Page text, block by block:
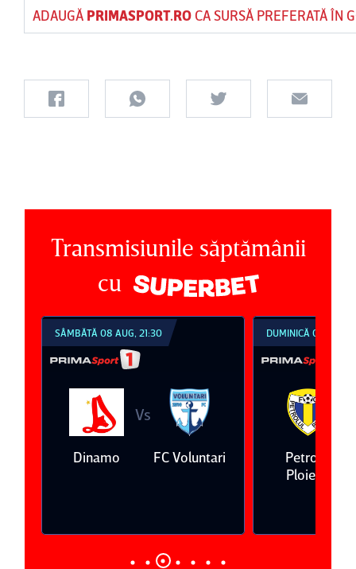
ADAUGĂ PRIMASPORT.ROCA SURSĂ PREFERATĂ ÎN
Transmisiunile săptămânii
cu
SÂMBĂTĂ 08 AUG, 21:30
Dinamo
Vs
FC Voluntari
DUMINICĂ 09 AUG,
Petrolul
Ploieşti